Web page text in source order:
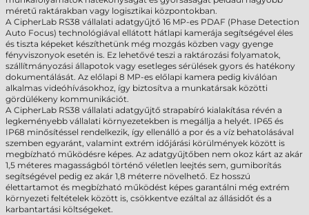
méretű raktárakban vagy logisztikai központokban.
A CipherLab RS38 vállalati adatgyűjtő 16 MP-es PDAF (Phase Detection
Auto Focus) technológiával ellátott hátlapi kamerája segítségével éles
és tiszta képeket készíthetünk még mozgás közben vagy gyenge
fényviszonyok esetén is. Ez lehetővé teszi a raktározási folyamatok,
szállítmányozási állapotok vagy esetleges sérülések gyors és hatékony
dokumentálását. Az előlapi 8 MP-es előlapi kamera pedig kiválóan
alkalmas videóhívásokhoz, így biztosítva a munkatársak közötti
gördülékeny kommunikációt.
A CipherLab RS38 vállalati adatgyűjtő strapabíró kialakítása révén a
legkeményebb vállalati környezetekben is megállja a helyét. IP65 és
IP68 minősítéssel rendelkezik, így ellenálló a por és a víz behatolásával
szemben egyaránt, valamint extrém időjárási körülmények között is
megbízható működésre képes. Az adatgyűjtőben nem okoz kárt az akár
1,5 méteres magasságból történő véletlen leejtés sem, gumiborítás
segítségével pedig ez akár 1,8 méterre növelhető. Ez hosszú
élettartamot és megbízható működést képes garantálni még extrém
környezeti feltételek között is, csökkentve ezáltal az állásidőt és a
karbantartási költségeket.